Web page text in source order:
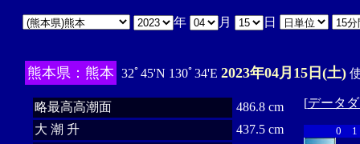
年 月 日
熊本県：熊本 32ﾟ45'N 130ﾟ34'E 2023年04月15日(土)
略最高高潮面
486.8 cm
大 潮 升
437.5 cm
[データ
0 1